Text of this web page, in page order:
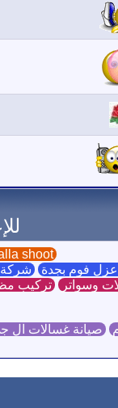
yalla shoot
فوم بجدة شركة
وسواتر تركيب
صيانة غسالات ال